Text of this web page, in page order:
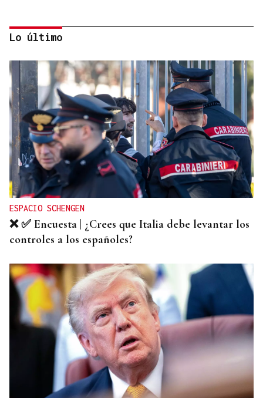
ORÁCULO DAS BURGAS
Horóscopo del día: viernes, 7 de agosto
Lo último
ESPACIO SCHENGEN
❌ ✅ Encuesta | ¿Crees que Italia debe levantar los
controles a los españoles?